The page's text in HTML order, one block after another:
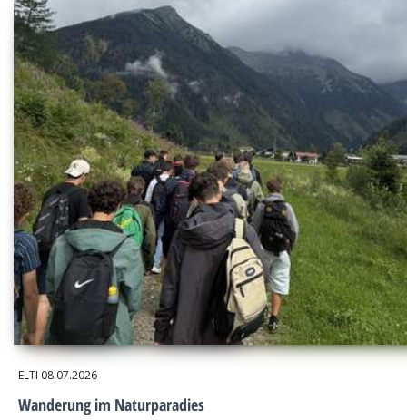
ELTI 08.07.2026
Wanderung im Naturparadies